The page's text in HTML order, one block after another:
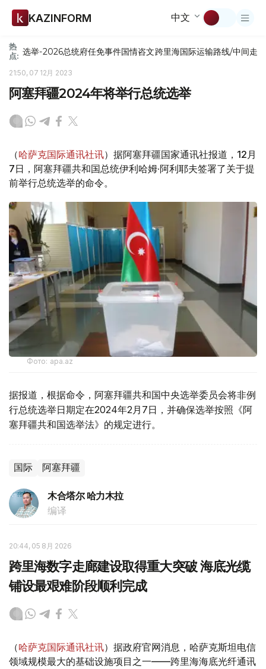
KAZINFORM 中文
热
点: 选举-2026总统府任免事件国情咨文跨里海国际运输路线/中间走廊
21:50, 07 12月 2023
阿塞拜疆2024年将举行总统选举
（哈萨克国际通讯社讯）据阿塞拜疆国家通讯社报道，12月
7日，阿塞拜疆共和国总统伊利哈姆·阿利耶夫签署了关于提
前举行总统选举的命令。
Фото: apa.az
据报道，根据命令，阿塞拜疆共和国中央选举委员会将非例
行总统选举日期定在2024年2月7日，并确保选举按照《阿
塞拜疆共和国选举法》的规定进行。
国际 阿塞拜疆
木合塔尔 哈力木拉
编译
20:44, 05 8月 2026
跨里海数字走廊建设取得重大突破 海底光缆
铺设最艰难阶段顺利完成
（哈萨克国际通讯社讯）据政府官网消息，哈萨克斯坦电信
领域规模最大的基础设施项目之一——跨里海海底光纤通讯